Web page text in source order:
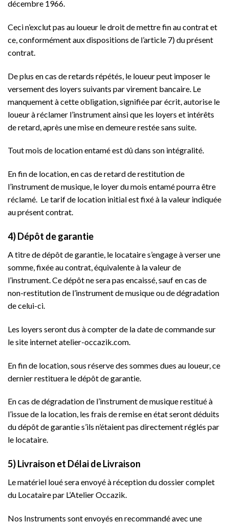
décembre 1966.
Ceci n’exclut pas au loueur le droit de mettre fin au contrat et
ce, conformément aux dispositions de l’article 7) du présent
contrat.
De plus en cas de retards répétés, le loueur peut imposer le
versement des loyers suivants par virement bancaire. Le
manquement à cette obligation, signifiée par écrit, autorise le
loueur à réclamer l’instrument ainsi que les loyers et intérêts
de retard, après une mise en demeure restée sans suite.
Tout mois de location entamé est dû dans son intégralité.
En fin de location, en cas de retard de restitution de
l’instrument de musique, le loyer du mois entamé pourra être
réclamé. Le tarif de location initial est fixé à la valeur indiquée
au présent contrat.
4) Dépôt de garantie
A titre de dépôt de garantie, le locataire s’engage à verser une
somme, fixée au contrat, équivalente à la valeur de
l’instrument. Ce dépôt ne sera pas encaissé, sauf en cas de
non-restitution de l’instrument de musique ou de dégradation
de celui-ci.
Les loyers seront dus à compter de la date de commande sur
le site internet atelier-occazik.com.
En fin de location, sous réserve des sommes dues au loueur, ce
dernier restituera le dépôt de garantie.
En cas de dégradation de l’instrument de musique restitué à
l’issue de la location, les frais de remise en état seront déduits
du dépôt de garantie s’ils n’étaient pas directement réglés par
le locataire.
5) Livraison et Délai de Livraison
Le matériel loué sera envoyé à réception du dossier complet
du Locataire par L’Atelier Occazik.
Nos Instruments sont envoyés en recommandé avec une